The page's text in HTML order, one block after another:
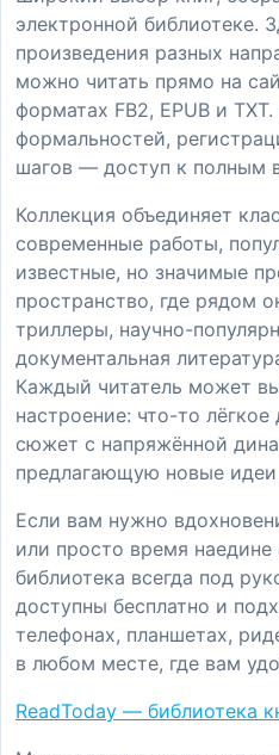
электронной библиотеке.
произведения разных
можно читать прямо на
форматах FB2, EPUB и
формальностей,
шагов — доступ к полным
Коллекция объединяет
современные работы,
известные, но значимые
пространство, где рядом
триллеры, научно-
документальная
Каждый читатель может
настроение: что-то лёгкое
сюжет с напряжённой
предлагающую новые идеи
Если вам нужно
или просто время
библиотека всегда под
доступны бесплатно и
телефонах, планшетах,
в любом месте, где вам
ReadToday — библиотека